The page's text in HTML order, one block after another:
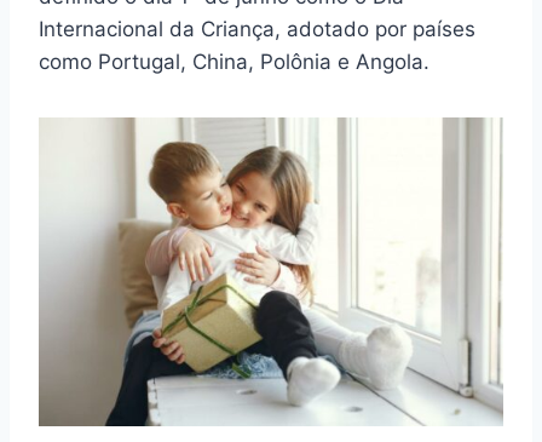
Internacional da Criança, adotado por países
como Portugal, China, Polônia e Angola.